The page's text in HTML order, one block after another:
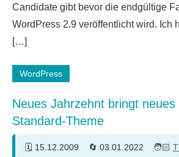
Candidate gibt bevor die endgültige
WordPress 2.9 veröffentlicht wird. Ich
[…]
WordPress
Neues Jahrzehnt bringt
Standard-Theme
15.12.2009 03.01.2022